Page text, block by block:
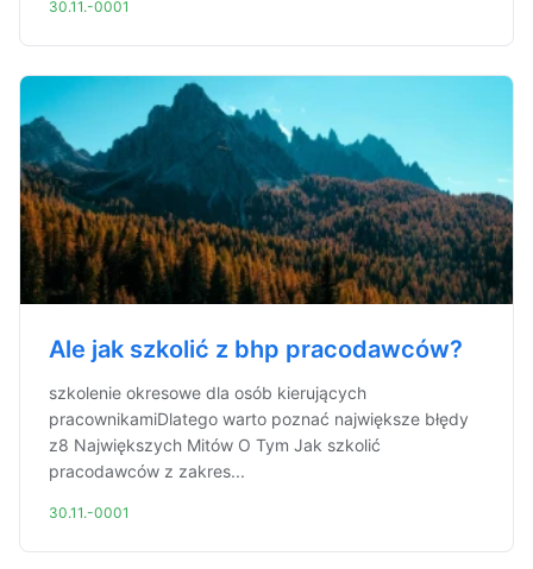
30.11.-0001
Ale jak szkolić z bhp pracodawców?
szkolenie okresowe dla osób kierujących
pracownikamiDlatego warto poznać największe błędy
z8 Największych Mitów O Tym Jak szkolić
pracodawców z zakres...
30.11.-0001